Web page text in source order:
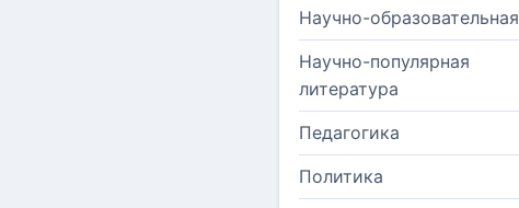
Научно-образовательная
Научно-популярная
литература
Педагогика
Политика